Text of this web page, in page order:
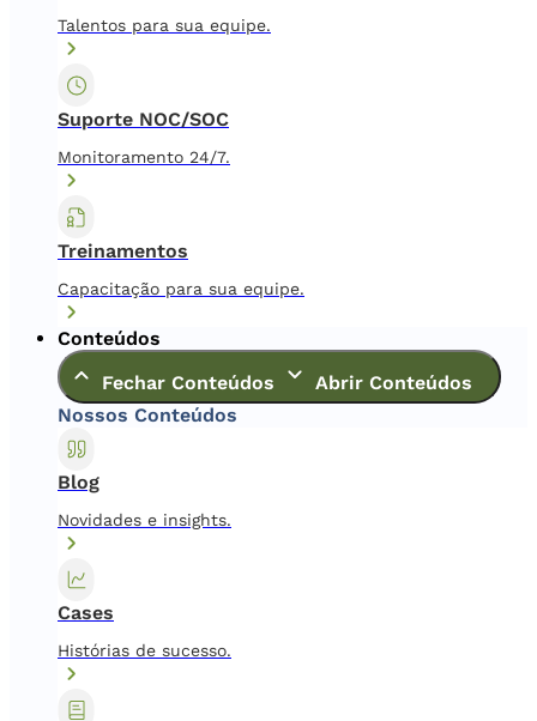
Talentos para sua equipe.
Suporte NOC/SOC
Monitoramento 24/7.
Treinamentos
Capacitação para sua equipe.
Conteúdos
Fechar Conteúdos
Abrir Conteúdos
Nossos Conteúdos
Blog
Novidades e insights.
Cases
Histórias de sucesso.